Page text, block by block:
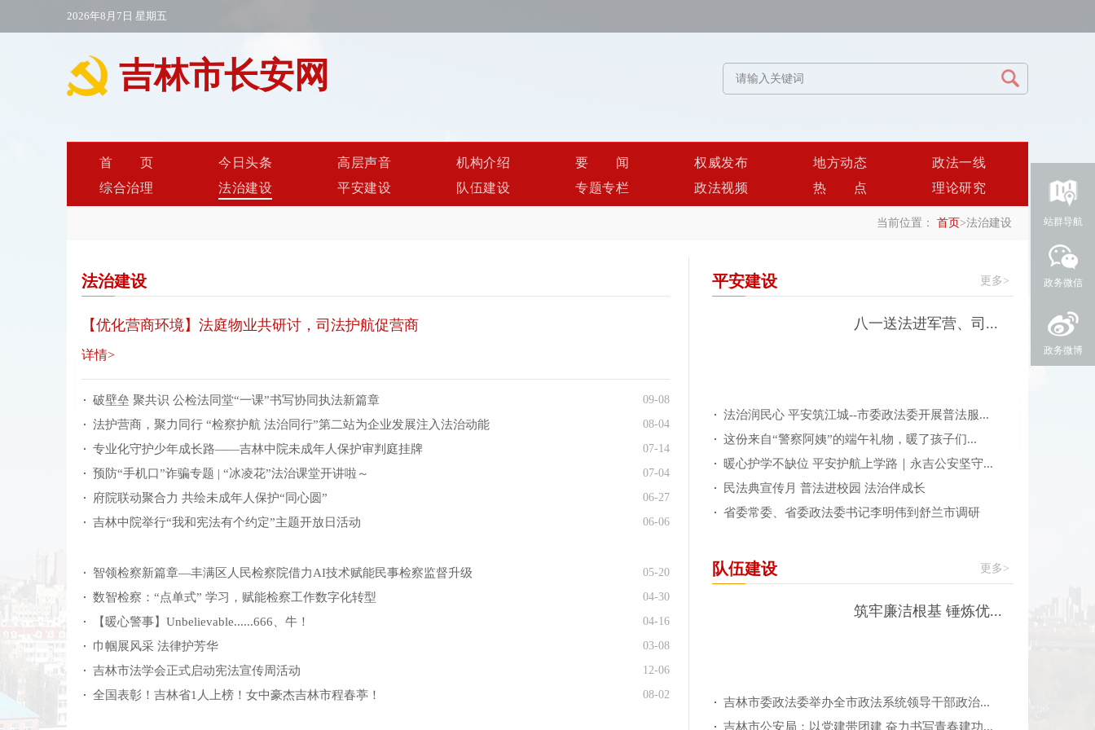
2026年8月7日 星期五
吉林市长安网
首页 今日头条 高层声音 机构介绍 要闻 权威发布 地方动态
政法一线
综合治理
法治建设 平安建设 队伍建设 专题专栏 政法视频 热点 理论研究
当前位置： 首页>法治建设
法治建设
【优化营商环境】法庭物业共研讨，司法护航促营商
详情>
09-08
破壁垒 聚共识 公检法同堂“一课”书写协同执法新篇章
08-04
法护营商，聚力同行 “检察护航 法治同行”第二站为企业发展注入法治动能
07-14
专业化守护少年成长路——吉林中院未成年人保护审判庭挂牌
07-04
预防“手机口”诈骗专题 | “冰凌花”法治课堂开讲啦～
06-27
府院联动聚合力 共绘未成年人保护“同心圆”
06-06
吉林中院举行“我和宪法有个约定”主题开放日活动
05-20
智领检察新篇章—丰满区人民检察院借力AI技术赋能民事检察监督升级
04-30
数智检察：“点单式” 学习，赋能检察工作数字化转型
04-16
【暖心警事】Unbelievable......666、牛！
03-08
巾帼展风采 法律护芳华
12-06
吉林市法学会正式启动宪法宣传周活动
08-02
全国表彰！吉林省1人上榜！女中豪杰吉林市程春葶！
更多>
平安建设
八一送法进军营、司...
法治润民心 平安筑江城--市委政法委开展普法服...
这份来自“警察阿姨”的端午礼物，暖了孩子们...
暖心护学不缺位 平安护航上学路｜永吉公安坚守...
民法典宣传月 普法进校园 法治伴成长
省委常委、省委政法委书记李明伟到舒兰市调研
更多>
队伍建设
筑牢廉洁根基 锤炼优...
吉林市委政法委举办全市政法系统领导干部政治...
吉林市公安局：以党建带团建 奋力书写青春建功...
站群导航
政务微信
政务微博